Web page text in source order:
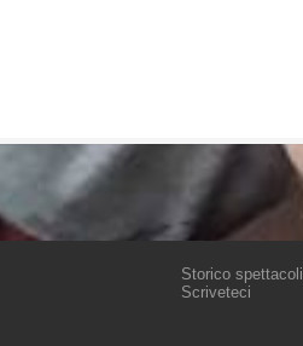
Storico spettacoli
Scriveteci